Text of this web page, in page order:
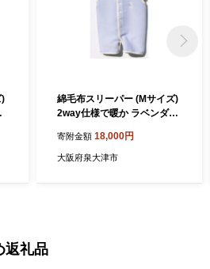
)
綿毛布スリーパー (Mサイズ)
2way仕様で暖か ラベンダー
産) sleeper-s [2443]
寄附金額 18,000円
大阪府泉大津市
返礼品